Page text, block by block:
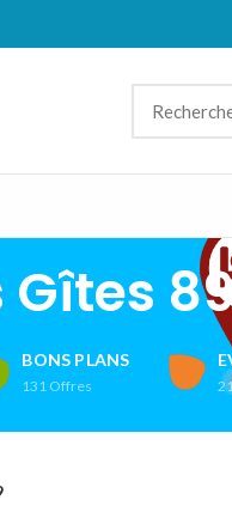
Gîtes
BONS PLANS
131 Offres